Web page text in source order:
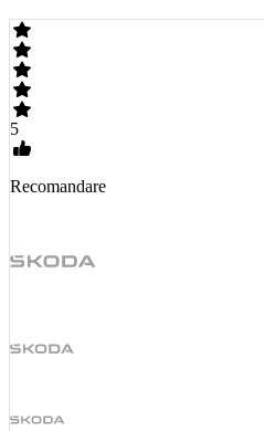
5
Recomandare